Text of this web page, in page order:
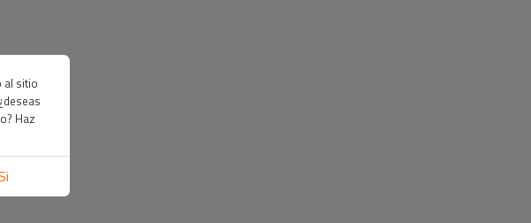
al sitio
Haz